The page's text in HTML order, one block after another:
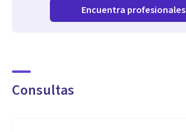
Encuentra profesionales
Consultas